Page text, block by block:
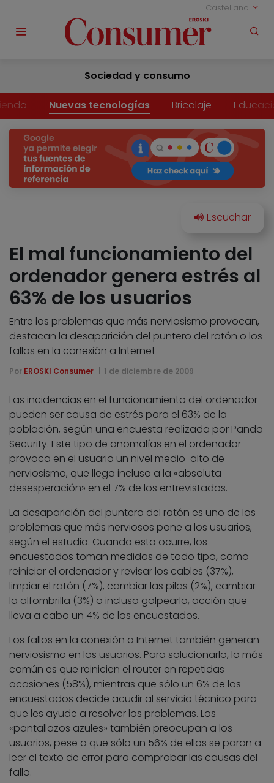
Castellano
Sociedad y consumo
Nuevas tecnologías Bricolaje
El mal funcionamiento del
ordenador genera estrés al
63% de los usuarios
Entre los problemas que más nerviosismo provocan,
destacan la desaparición del puntero del ratón o los
fallos en la conexión a Internet
Por EROSKI Consumer 1 de diciembre de 2009
Las incidencias en el funcionamiento del ordenador
pueden ser causa de estrés para el 63% de la
población, según una encuesta realizada por Panda
Security. Este tipo de anomalías en el ordenador
provoca en el usuario un nivel medio-alto de
nerviosismo, que llega incluso a la «absoluta
desesperación» en el 7% de los entrevistados.
La desaparición del puntero del ratón es uno de los
problemas que más nerviosos pone a los usuarios,
según el estudio. Cuando esto ocurre, los
encuestados toman medidas de todo tipo, como
reiniciar el ordenador y revisar los cables (37%),
limpiar el ratón (7%), cambiar las pilas (2%), cambiar
la alfombrilla (3%) o incluso golpearlo, acción que
lleva a cabo un 4% de los encuestados.
Los fallos en la conexión a Internet también generan
nerviosismo en los usuarios. Para solucionarlo, lo más
común es que reinicien el router en repetidas
ocasiones (58%), mientras que sólo un 6% de los
encuestados decide acudir al servicio técnico para
que les ayude a resolver los problemas. Los
«pantallazos azules» también preocupan a los
usuarios, pese a que sólo un 56% de ellos se paran a
leer el texto de error para comprobar las causas del
fallo.